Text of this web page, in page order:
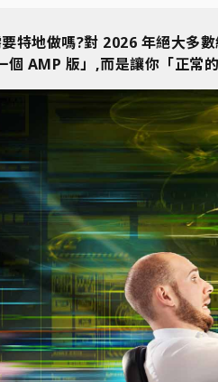
特地做嗎?對 2026 年絕大多
個 AMP 版」,而是讓你「正常